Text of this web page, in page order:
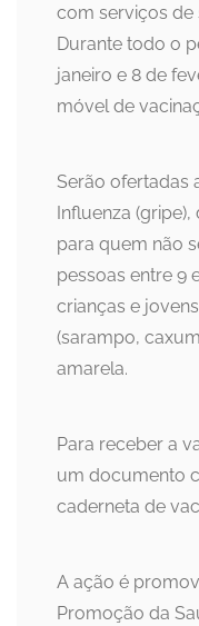
com serviços de
Durante todo o
janeiro e 8 de
móvel de
Serão ofertadas
Influenza
para quem não
pessoas entre 9
crianças e
(sarampo,
amarela.
Para receber a
um documento
caderneta de
A ação é
Promoção da